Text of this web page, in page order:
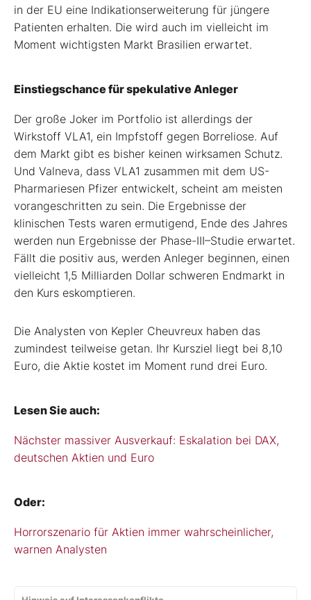
in der EU eine Indikationserweiterung für jüngere
Patienten erhalten. Die wird auch im vielleicht im
Moment wichtigsten Markt Brasilien erwartet.
Einstiegschance für spekulative Anleger
Der große Joker im Portfolio ist allerdings der
Wirkstoff VLA1, ein Impfstoff gegen Borreliose. Auf
dem Markt gibt es bisher keinen wirksamen Schutz.
Und Valneva, dass VLA1 zusammen mit dem US-
Pharmariesen Pfizer entwickelt, scheint am meisten
vorangeschritten zu sein. Die Ergebnisse der
klinischen Tests waren ermutigend, Ende des Jahres
werden nun Ergebnisse der Phase-III–Studie erwartet.
Fällt die positiv aus, werden Anleger beginnen, einen
vielleicht 1,5 Milliarden Dollar schweren Endmarkt in
den Kurs eskomptieren.
Die Analysten von Kepler Cheuvreux haben das
zumindest teilweise getan. Ihr Kursziel liegt bei 8,10
Euro, die Aktie kostet im Moment rund drei Euro.
Lesen Sie auch:
Nächster massiver Ausverkauf: Eskalation bei DAX,
deutschen Aktien und Euro
Oder:
Horrorszenario für Aktien immer wahrscheinlicher,
warnen Analysten